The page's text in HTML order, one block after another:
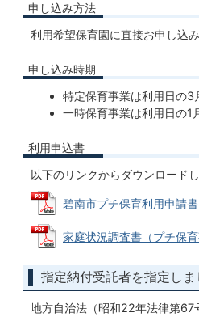
申し込み方法
利用希望保育園に直接お申し込み
申し込み時期
特定保育事業は利用日の3
一時保育事業は利用日の1
利用申込書
以下のリンクからダウンロードし
碧南市プチ保育利用申請
家庭状況調査書（プチ保
指定納付受託者を指定しま
地方自治法（昭和22年法律第67